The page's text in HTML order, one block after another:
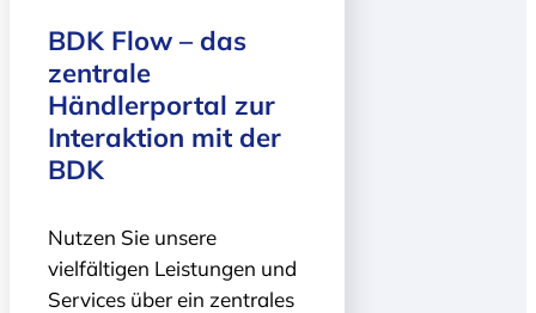
BDK Flow – das
zentrale
Händlerportal zur
Interaktion mit der
BDK
Nutzen Sie unsere
vielfältigen Leistungen und
Services über ein zentrales